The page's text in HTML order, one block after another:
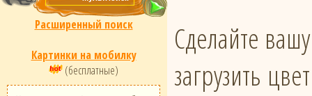
Расширенный поиск
Картинки на мобилку
(бесплатные)
Сделайте
загрузить